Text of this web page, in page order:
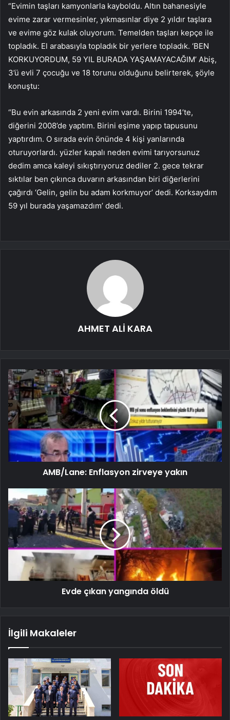
“Evimin taşları kamyonlarla kayboldu. Altın bahanesiyle
evime zarar vermesinler, yıkmasınlar diye 2 yıldır taşlara
ve evime göz kulak oluyorum. Temelden taşları kepçe ile
topladık. El arabasıyla topladık bir yerlere topladık. ‘BEN
KORKUYORDUM, 59 YIL BURADA YAŞAMAYACAĞIM’ Abiş,
3’ü evli 7 çocuğu ve 18 torunu olduğunu belirterek, şöyle
konuştu:
“Bu evin arkasında 2 yeni evim vardı. Birini 1994’te,
diğerini 2008’de yaptım. Birini eşime yapıp tapusunu
yaptırdım. O sırada evin önünde 4 kişi yanlarında
oturuyorlardı. yüzler kapalı neden evimi tarıyorsunuz
dedim amca kaleyi sıkıştırıyoruz dediler 2. gece tekrar
sıktılar ben çıkınca duvarın arkasından biri diğerlerini
çağırdı ‘Gelin, gelin bu adam korkmuyor’ dedi. Korksaydım
59 yıl burada yaşamazdım’ dedi.
AHMET ALİ KARA
AMB/Lane: Enflasyon zirveye yakın
Evde çıkan yangında öldü
İlgili Makaleler